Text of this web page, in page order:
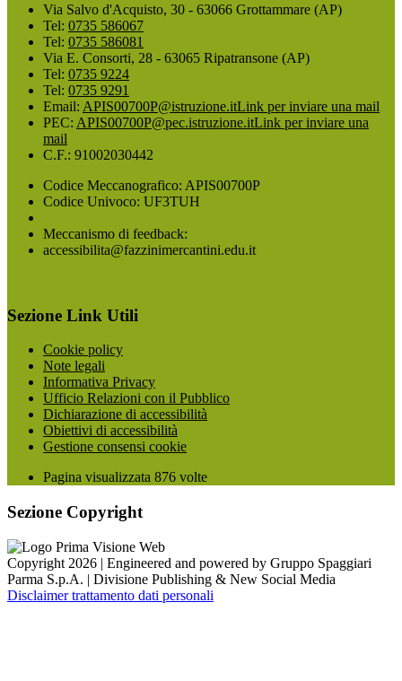
Via Salvo d'Acquisto, 30 - 63066 Grottammare (AP)
Tel: 0735 586067
Tel: 0735 586081
Via E. Consorti, 28 - 63065 Ripatransone (AP)
Tel: 0735 9224
Tel: 0735 9291
Email: APIS00700P@istruzione.itLink per inviare una mail
PEC: APIS00700P@pec.istruzione.itLink per inviare una
mail
C.F.: 91002030442
Codice Meccanografico: APIS00700P
Codice Univoco: UF3TUH
Meccanismo di feedback:
accessibilita@fazzinimercantini.edu.it
Sezione Link Utili
Cookie policy
Note legali
Informativa Privacy
Ufficio Relazioni con il Pubblico
Dichiarazione di accessibilità
Obiettivi di accessibilità
Gestione consensi cookie
Pagina visualizzata 876 volte
Sezione Copyright
Copyright 2026 | Engineered and powered by Gruppo Spaggiari
Parma S.p.A. | Divisione Publishing & New Social Media
Disclaimer trattamento dati personali